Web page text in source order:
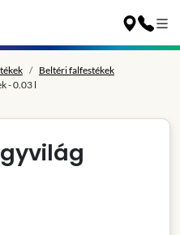
Beltéri falfestékek
- 0.03 l